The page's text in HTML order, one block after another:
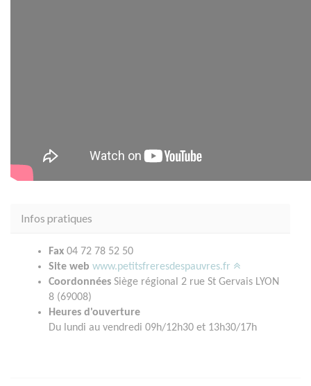
Infos pratiques
Fax 04 72 78 52 50
Site web www.petitsfreresdespauvres.fr
Coordonnées Siège régional 2 rue St Gervais LYON
8 (69008)
Heures d'ouverture
Du lundi au vendredi 09h/12h30 et 13h30/17h